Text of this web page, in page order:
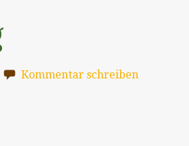
Kommentar schreiben